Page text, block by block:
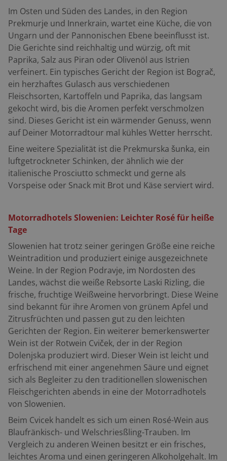
Im Osten und Süden des Landes, in den Region
Prekmurje und Innerkrain, wartet eine Küche, die von
Ungarn und der Pannonischen Ebene beeinflusst ist.
Die Gerichte sind reichhaltig und würzig, oft mit
Paprika, Salz aus Piran oder Olivenöl aus Istrien
verfeinert. Ein typisches Gericht der Region ist Bograč,
ein herzhaftes Gulasch aus verschiedenen
Fleischsorten, Kartoffeln und Paprika, das langsam
gekocht wird, bis die Aromen perfekt verschmolzen
sind. Dieses Gericht ist ein wärmender Genuss, wenn
auf Deiner Motorradtour mal kühles Wetter herrscht.
Eine weitere Spezialität ist die Prekmurska šunka, ein
luftgetrockneter Schinken, der ähnlich wie der
italienische Prosciutto schmeckt und gerne als
Vorspeise oder Snack mit Brot und Käse serviert wird.
Motorradhotels Slowenien: Leichter Rosé für heiße
Tage
Slowenien hat trotz seiner geringen Größe eine reiche
Weintradition und produziert einige ausgezeichnete
Weine. In der Region Podravje, im Nordosten des
Landes, wächst die weiße Rebsorte Laski Rizling, die
frische, fruchtige Weißweine hervorbringt. Diese Weine
sind bekannt für ihre Aromen von grünem Apfel und
Zitrusfrüchten und passen gut zu den leichten
Gerichten der Region. Ein weiterer bemerkenswerter
Wein ist der Rotwein Cviček, der in der Region
Dolenjska produziert wird. Dieser Wein ist leicht und
erfrischend mit einer angenehmen Säure und eignet
sich als Begleiter zu den traditionellen slowenischen
Fleischgerichten abends in eine der Motorradhotels
von Slowenien.
Beim Cvicek handelt es sich um einen Rosé-Wein aus
Blaufränkisch- und Welschriesßling-Trauben. Im
Vergleich zu anderen Weinen besitzt er ein frisches,
leichtes Aroma und einen geringeren Alkoholgehalt. Im